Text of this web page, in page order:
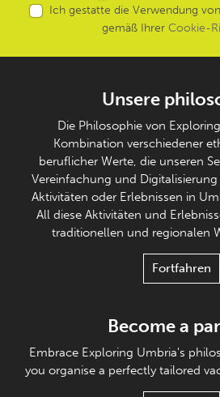
Ich gestatte die Verwendung
gemäß Ihrer Cookie-
Unsere
Die Philosophie von
Kombination verschiedener
beruflicher Werte, die unseren
Vereinfachung und
Aktivitäten oder Erlebnissen in
All diese Aktivitäten und
traditionellen und regionalen
Fortfahren
Become a
Embrace Exploring Umbria's
you organise a perfectly tailored